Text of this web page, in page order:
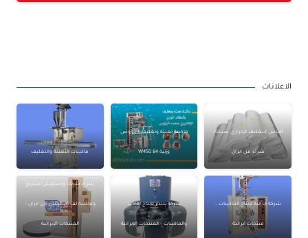
الاعلانات
أكياس التغليف الحراري شرنك/
شراء من ايران
ماكينة تعبئة وتغليف 4 رؤوس
وزنية W450 B4 ماكينات التعبئة والتغليف
شركة ايرانية لإنتاج الماكينات –
منتجات ايرانية
شركة پديدار لانتاج الآلات
والماكينات – المنتجات الإيرانية
شراء شرنك واسترتش/ستريج
وماكينة لف استرتش من ايران –
المنتجات الإيرانية